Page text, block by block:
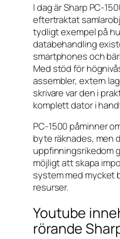
I dag är Sharp PC-
eftertraktat
tydligt exempel på
databehandling
smartphones och
Med stöd för
assembler, extern
skrivare var den i
komplett dator i
PC-1500 påminner
byte räknades, men
uppfinningsrikedom
möjligt att skapa
system med mycket
resurser.
Youtube
rörande